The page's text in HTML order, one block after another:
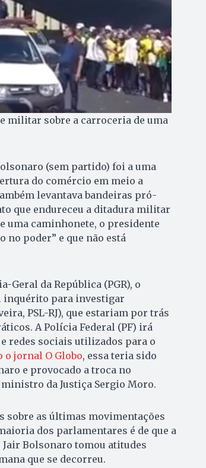
militar sobre a carroceria de uma
(sem partido) foi a uma
do comércio em meio a
levantava bandeiras pró-
que endureceu a ditadura militar
uma caminhonete, o presidente
no poder” e que não está
Geral da República (PGR), o
inquérito para investigar
PSL-RJ), que estariam por trás
A Polícia Federal (PF) irá
redes sociais utilizados para o
o jornal O Globo, essa teria sido
e provocado a troca no
da Justiça Sergio Moro.
sobre as últimas movimentações
dos parlamentares é de que a
Bolsonaro tomou atitudes
que se decorreu.